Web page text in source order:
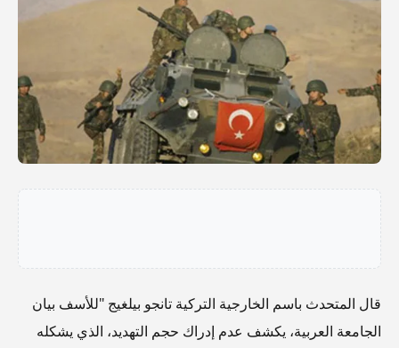
قال المتحدث باسم الخارجية التركية تانجو بيلغيج "للأسف بيان
الجامعة العربية، يكشف عدم إدراك حجم التهديد، الذي يشكله